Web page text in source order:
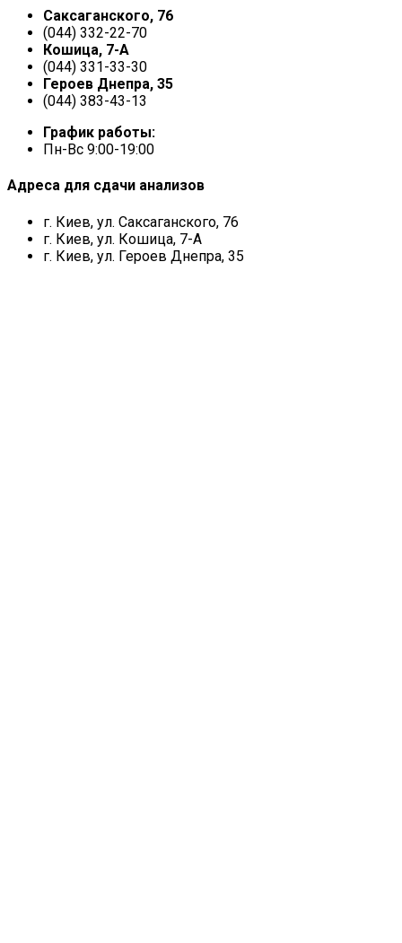
Саксаганского, 76
(044) 332-22-70
Кошица, 7-А
(044) 331-33-30
Героев Днепра, 35
(044) 383-43-13
График работы:
Пн-Вс 9:00-19:00
Адреса для сдачи анализов
г. Киев, ул. Саксаганского, 76
г. Киев, ул. Кошица, 7-А
г. Киев, ул. Героев Днепра, 35